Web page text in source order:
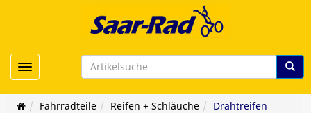
Toggle navigation
Fahrradteile Reifen + Schläuche Drahtreifen